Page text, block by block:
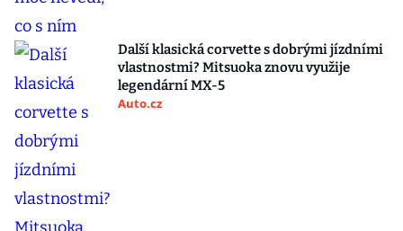
Další klasická corvette s dobrými jízdními
vlastnostmi? Mitsuoka znovu využije
legendární MX-5
Auto.cz